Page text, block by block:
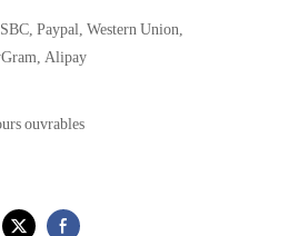
Paypal, Western Union,
Alipay
ouvrables